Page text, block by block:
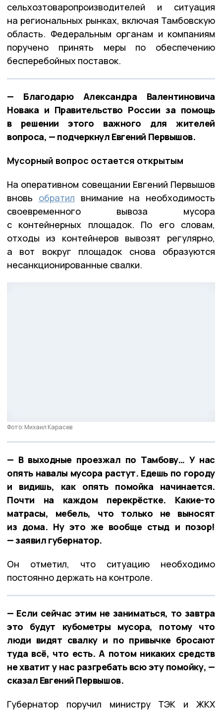
сельхозтоваропроизводителей и ситуация
на региональных рынках, включая Тамбовскую
область. Федеральным органам и компаниям
поручено принять меры по обеспечению
бесперебойных поставок.
— Благодарю Александра Валентиновича
Новака и Правительство России за помощь
в решении этого важного для жителей
вопроса, — подчеркнул Евгений Первышов.
Мусорный вопрос остается открытым
На оперативном совещании Евгений Первышов
вновь обратил внимание на необходимость
своевременного вывоза мусора
с контейнерных площадок. По его словам,
отходы из контейнеров вывозят регулярно,
а вот вокруг площадок снова образуются
несанкционированные свалки.
Фото: Михаил Карасев
— В выходные проезжал по Тамбову… У нас
опять навалы мусора растут. Едешь по городу
и видишь, как опять помойка начинается.
Почти на каждом перекрёстке. Какие-то
матрасы, мебель, что только не выносят
из дома. Ну это же вообще стыд и позор!
— заявил губернатор.
Он отметил, что ситуацию необходимо
постоянно держать на контроле.
— Если сейчас этим не заниматься, то завтра
это будут кубометры мусора, потому что
люди видят свалку и по привычке бросают
туда всё, что есть. А потом никаких средств
не хватит у нас разгребать всю эту помойку, —
сказал Евгений Первышов.
Губернатор поручил министру ТЭК и ЖКХ